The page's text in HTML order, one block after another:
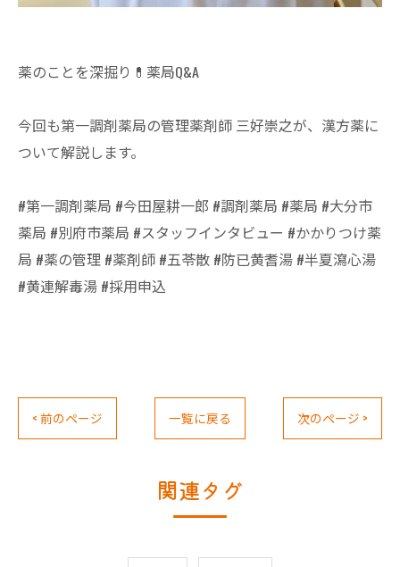
薬のことを深掘り💊薬局Q&A
今回も第一調剤薬局の管理薬剤師 三好崇之が、漢方薬に
ついて解説します。
#第一調剤薬局 #今田屋耕一郎 #調剤薬局 #薬局 #大分市
薬局 #別府市薬局 #スタッフインタビュー #かかりつけ薬
局 #薬の管理 #薬剤師 #五苓散 #防已黄耆湯 #半夏瀉心湯
#黄連解毒湯 #採用申込
< 前のページ 一覧に戻る 次のページ >
関連タグ